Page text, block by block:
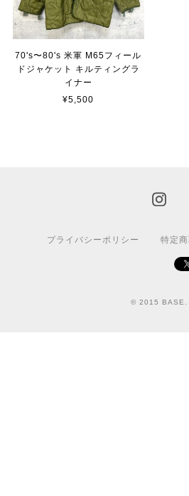
70's〜80's 米軍 M65フィール
ドジャケット キルティングラ
イナー
¥5,500
プライバシーポリシー 特定
© 2015 BASE.